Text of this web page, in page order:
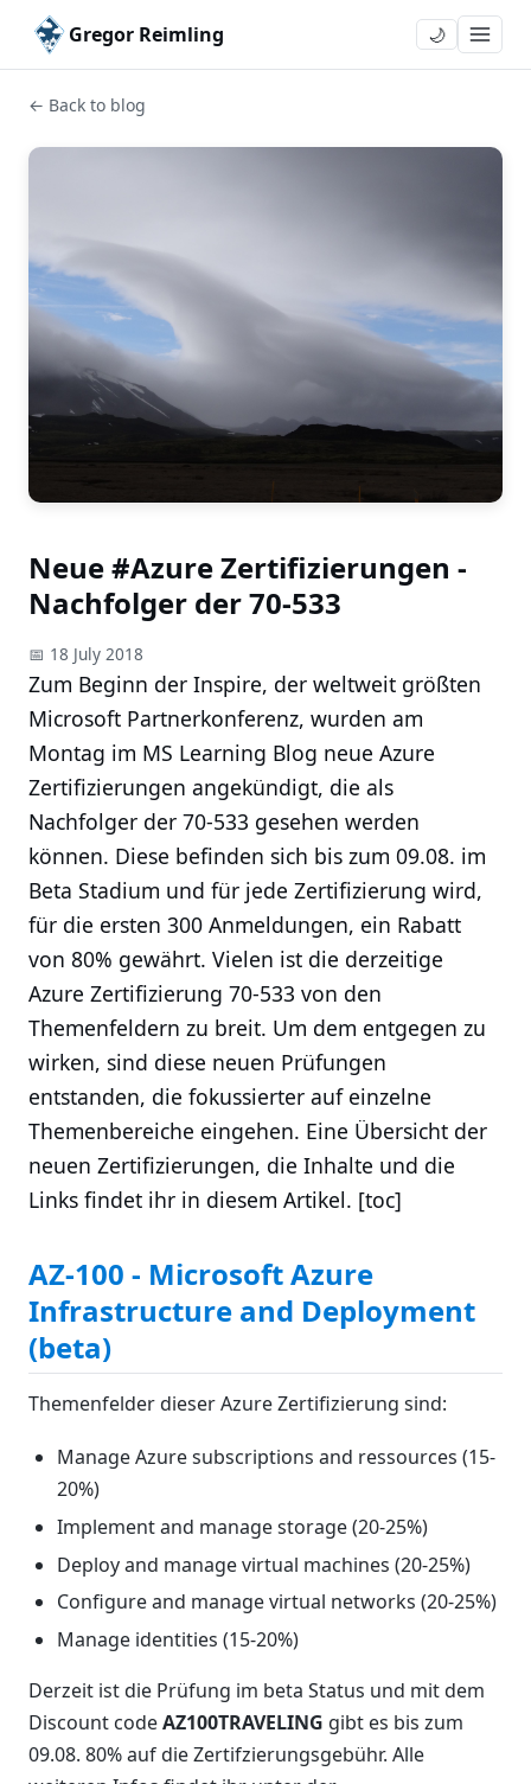
Gregor Reimling 🌙
← Back to blog
Neue #Azure Zertifizierungen -
Nachfolger der 70-533
📅 18 July 2018
Zum Beginn der Inspire, der weltweit größten
Microsoft Partnerkonferenz, wurden am
Montag im MS Learning Blog neue Azure
Zertifizierungen angekündigt, die als
Nachfolger der 70-533 gesehen werden
können. Diese befinden sich bis zum 09.08. im
Beta Stadium und für jede Zertifizierung wird,
für die ersten 300 Anmeldungen, ein Rabatt
von 80% gewährt. Vielen ist die derzeitige
Azure Zertifizierung 70-533 von den
Themenfeldern zu breit. Um dem entgegen zu
wirken, sind diese neuen Prüfungen
entstanden, die fokussierter auf einzelne
Themenbereiche eingehen. Eine Übersicht der
neuen Zertifizierungen, die Inhalte und die
Links findet ihr in diesem Artikel. [toc]
AZ-100 - Microsoft Azure
Infrastructure and Deployment
(beta)
Themenfelder dieser Azure Zertifizierung sind:
Manage Azure subscriptions and ressources (15-
20%)
Implement and manage storage (20-25%)
Deploy and manage virtual machines (20-25%)
Configure and manage virtual networks (20-25%)
Manage identities (15-20%)
Derzeit ist die Prüfung im beta Status und mit dem
Discount codeAZ100TRAVELING gibt es bis zum
09.08. 80% auf die Zertifzierungsgebühr. Alle